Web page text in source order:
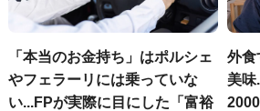
「本当のお金持ち」はポルシェ
やフェラーリには乗っていな
い...FPが実際に目にした「富裕
外食
美味